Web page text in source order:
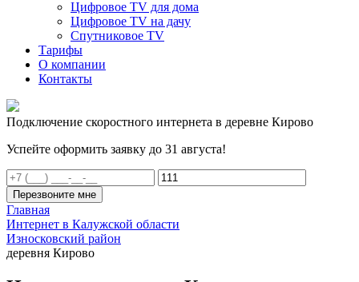
Цифровое TV для дома
Цифровое TV на дачу
Спутниковое TV
Тарифы
О компании
Контакты
Подключение скоростного интернета в деревне Кирово
Успейте оформить заявку до 31 августа!
Перезвоните мне
Главная
Интернет в Калужской области
Износковский район
деревня Кирово